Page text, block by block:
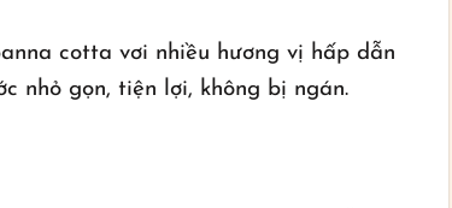
cotta vơi nhiều hương vị hấp dẫn
nhỏ gọn, tiện lợi, không bị ngán.